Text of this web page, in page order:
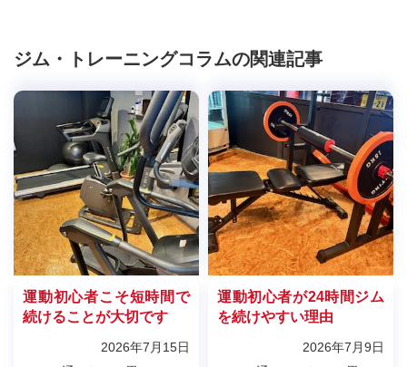
ジム・トレーニングコラムの関連記事
運動初心者こそ短時間で
続けることが大切です
2026年7月15日
運動初心者が24時間ジム
を続けやすい理由
2026年7月9日